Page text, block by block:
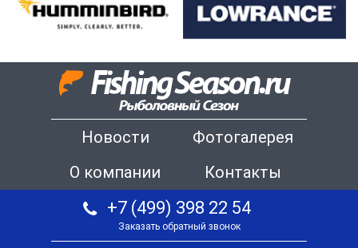
Новости
Фотогалерея
О компании
Контакты
+7 (499) 398 22 54
Заказать обратный звонок